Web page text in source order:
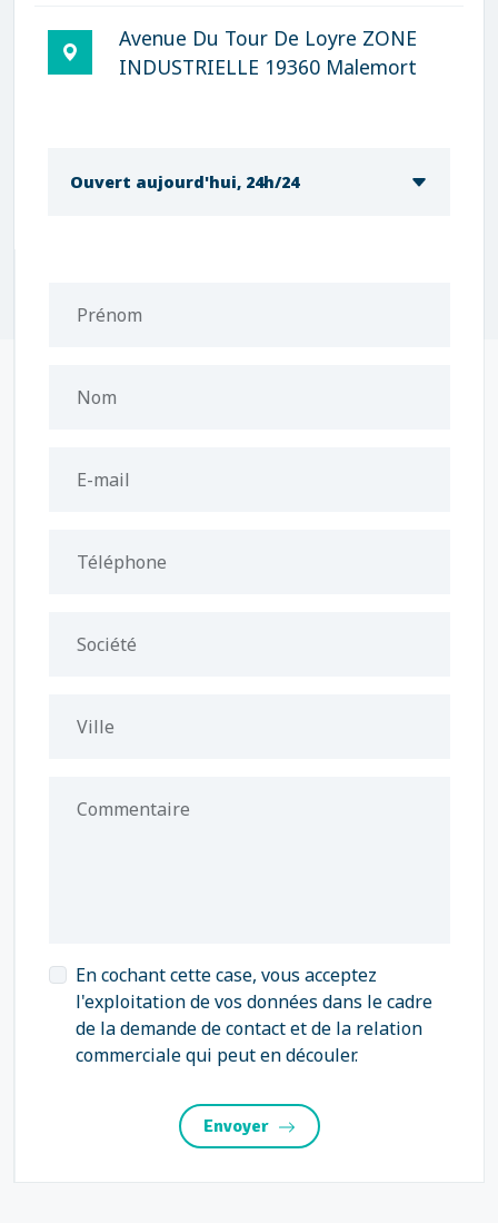
Avenue Du Tour De Loyre ZONE
INDUSTRIELLE 19360 Malemort
Ouvert aujourd'hui, 24h/24
Prénom
Nom
E-mail
Téléphone
Société
Ville
Commentaire
En cochant cette case, vous acceptez
l'exploitation de vos données dans le cadre
de la demande de contact et de la relation
commerciale qui peut en découler.
Envoyer